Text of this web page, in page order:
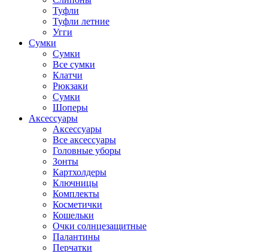
Туфли
Туфли летние
Угги
Сумки
Сумки
Все сумки
Клатчи
Рюкзаки
Сумки
Шоперы
Аксессуары
Аксессуары
Все аксессуары
Головные уборы
Зонты
Картхолдеры
Ключницы
Комплекты
Косметички
Кошельки
Очки солнцезащитные
Палантины
Перчатки